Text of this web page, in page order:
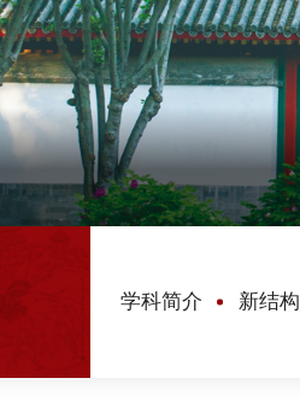
学科简介 新结